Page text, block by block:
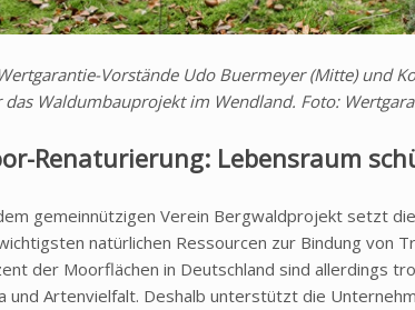
Vorstände Udo Buermeyer (Mitte) und
das Waldumbauprojekt im Wendland. Foto:
Renaturierung: Lebensraum
gemeinnützigen Verein Bergwaldprojekt setzt
natürlichen Ressourcen zur Bindung von
der Moorflächen in Deutschland sind allerdings
und Artenvielfalt. Deshalb unterstützt die